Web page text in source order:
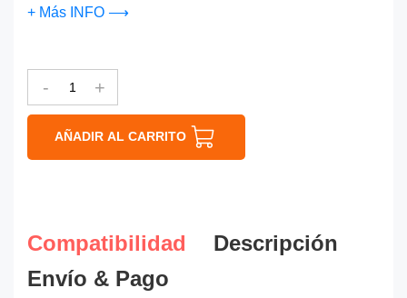
+ Más INFO ⟶
- +
AÑADIR AL CARRITO
Compatibilidad
Descripción
Envío & Pago